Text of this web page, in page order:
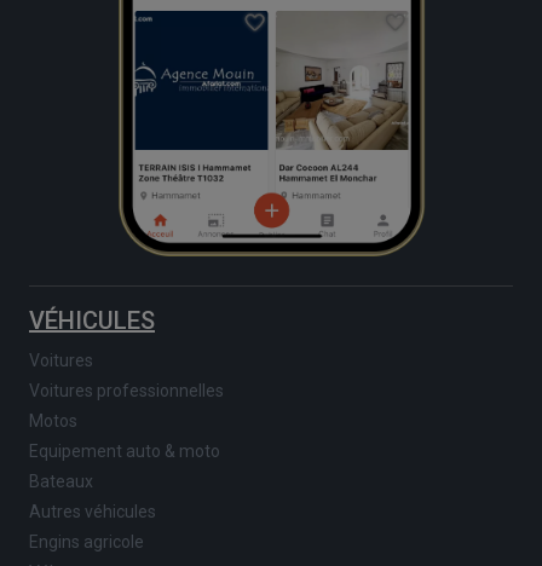
VÉHICULES
Voitures
Voitures professionnelles
Motos
Equipement auto & moto
Bateaux
Autres véhicules
Engins agricole